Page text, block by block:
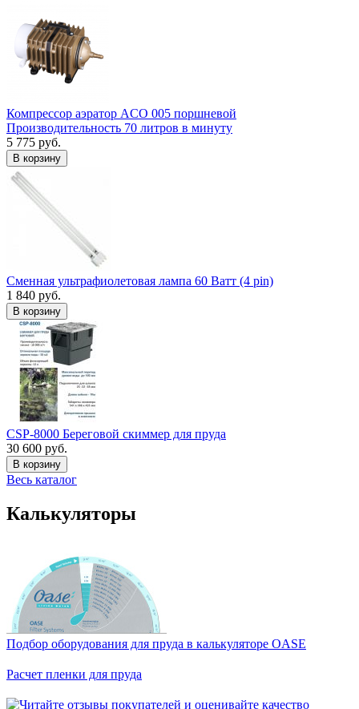
Компрессор аэратор ACO 005 поршневой
Производительность 70 литров в минуту
5 775 руб.
В корзину
Сменная ультрафиолетовая лампа 60 Ватт (4 pin)
1 840 руб.
В корзину
CSP-8000 Береговой скиммер для пруда
30 600 руб.
В корзину
Весь каталог
Калькуляторы
Подбор оборудования для пруда в калькуляторе OASE
Расчет пленки для пруда